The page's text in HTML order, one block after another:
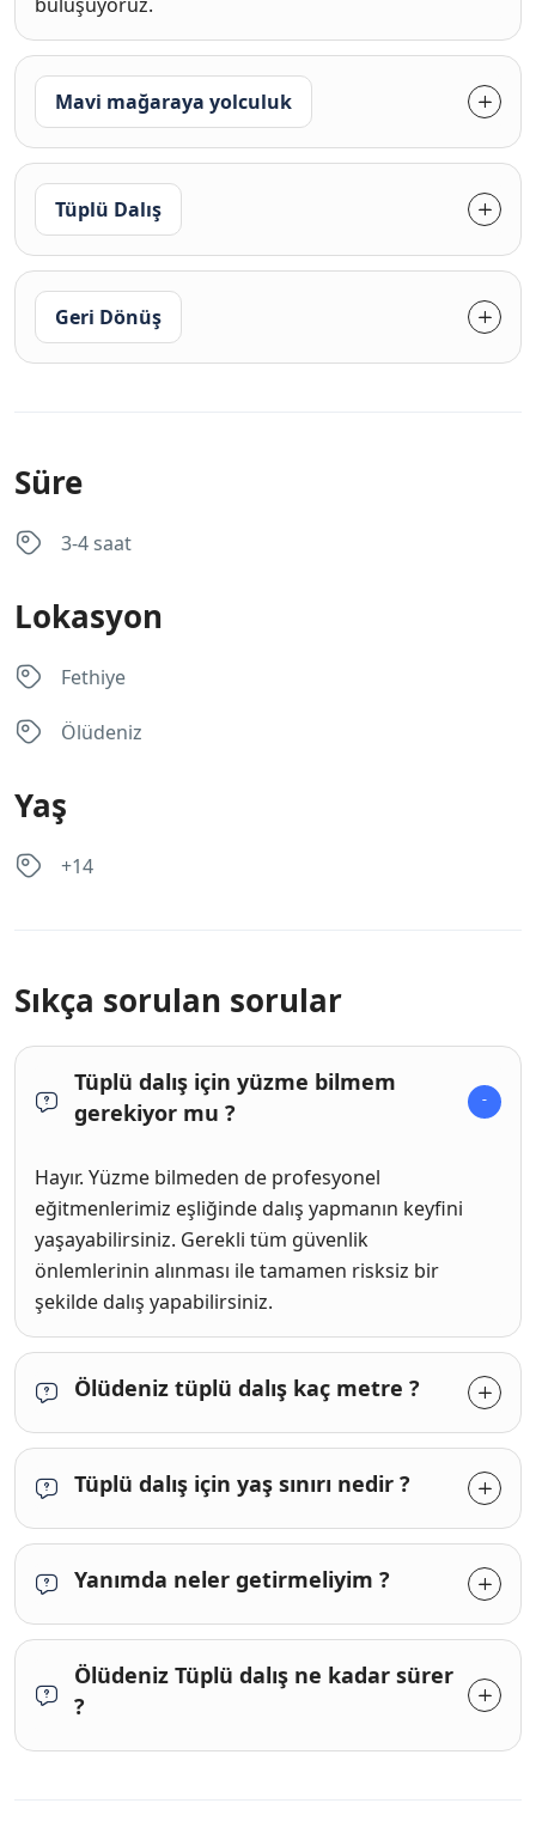
Mavi mağaraya yolculuk
Tüplü Dalış
Geri Dönüş
Süre
3-4 saat
Lokasyon
Fethiye
Ölüdeniz
Yaş
+14
Sıkça sorulan sorular
Tüplü dalış için yüzme bilmem
gerekiyor mu ?
Hayır. Yüzme bilmeden de profesyonel
eğitmenlerimiz eşliğinde dalış yapmanın keyfini
yaşayabilirsiniz. Gerekli tüm güvenlik
önlemlerinin alınması ile tamamen risksiz bir
şekilde dalış yapabilirsiniz.
Ölüdeniz tüplü dalış kaç metre ?
Tüplü dalış için yaş sınırı nedir ?
Yanımda neler getirmeliyim ?
Ölüdeniz Tüplü dalış ne kadar sürer
?